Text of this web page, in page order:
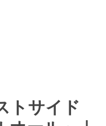
トサイド